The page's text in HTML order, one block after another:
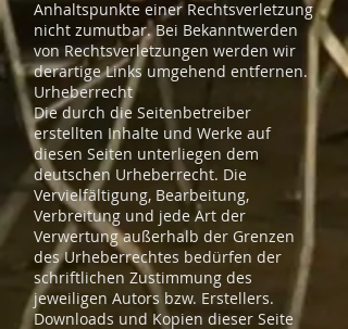
Anhaltspunkte einer Rechtsverletzung
nicht zumutbar. Bei Bekanntwerden
von Rechtsverletzungen werden wir
derartige Links umgehend entfernen.
Urheberrecht
Die durch die Seitenbetreiber
erstellten Inhalte und Werke auf
diesen Seiten unterliegen dem
deutschen Urheberrecht. Die
Vervielfältigung, Bearbeitung,
Verbreitung und jede Art der
Verwertung außerhalb der Grenzen
des Urheberrechtes bedürfen der
schriftlichen Zustimmung des
jeweiligen Autors bzw. Erstellers.
Downloads und Kopien dieser Seite